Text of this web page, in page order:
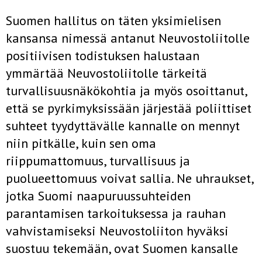
Suomen hallitus on täten yksimielisen
kansansa nimessä antanut Neuvostoliitolle
positiivisen todistuksen halustaan
ymmärtää Neuvostoliitolle tärkeitä
turvallisuusnäkökohtia ja myös osoittanut,
että se pyrki­myksissään järjestää poliittiset
suhteet tyydyttävälle kannalle on men­nyt
niin pitkälle, kuin sen oma
riippumattomuus, turvallisuus ja
puolueettomuus voivat sallia. Ne uhraukset,
jotka Suomi naapuruussuhtei­den
parantamisen tarkoituksessa ja rauhan
vahvistamiseksi Neuvosto­liiton hyväksi
suostuu tekemään, ovat Suomen kansalle